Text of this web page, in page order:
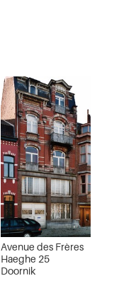
Avenue des Frères
Haeghe 25
Doornik